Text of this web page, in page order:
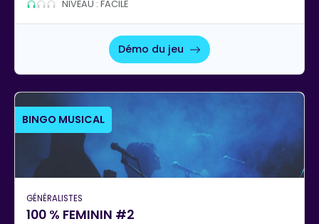
NIVEAU : FACILE
Démo du jeu
BINGO MUSICAL
GÉNÉRALISTES
100 % FEMININ #2